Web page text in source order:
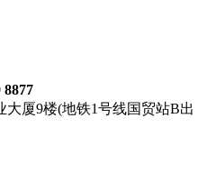
8877
厦9楼(地铁1号线国贸站B出